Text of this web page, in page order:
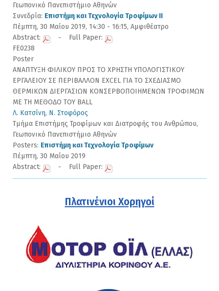
Γεωπονικό Πανεπιστήμιο Αθηνών
Συνεδρία: Επιστήμη και Τεχνολογία Τροφίμων II
Πέμπτη, 30 Μαίου 2019, 14:30 - 16:15, Αμφιθέατρο
Abstract:
- Full Paper:
FE0238
Poster
ΑΝΑΠΤΥΞΗ ΦΙΛΙΚΟΥ ΠΡΟΣ ΤΟ ΧΡΗΣΤΗ ΥΠΟΛΟΓΙΣΤΙΚΟΥ
ΕΡΓΑΛΕΙΟΥ ΣΕ ΠΕΡΙΒΑΛΛΟΝ EXCEL ΓΙΑ ΤΟ ΣΧΕΔΙΑΣΜΟ
ΘΕΡΜΙΚΩΝ ΔΙΕΡΓΑΣΙΩΝ ΚΟΝΣΕΡΒΟΠΟΙΗΜΕΝΩΝ ΤΡΟΦΙΜΩΝ
ΜΕ ΤΗ ΜΕΘΟΔΟ ΤΟΥ BALL
Λ. Κατσίνη, Ν. Στοφόρος
Τμήμα Επιστήμης Τροφίμων και Διατροφής του Ανθρώπου,
Γεωπονικό Πανεπιστήμιο Αθηνών
Posters: Επιστήμη και Τεχνολογία Τροφίμων
Πέμπτη, 30 Μαίου 2019
Abstract:
- Full Paper:
Πλατινένιοι Χορηγοί